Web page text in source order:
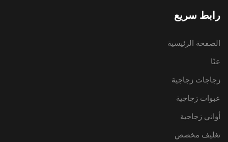
رابط سريع
الصفحة الرئيسية
عنّا
زجاجات زجاجية
عبوات زجاجية
أواني زجاجية
تغليف مخصص